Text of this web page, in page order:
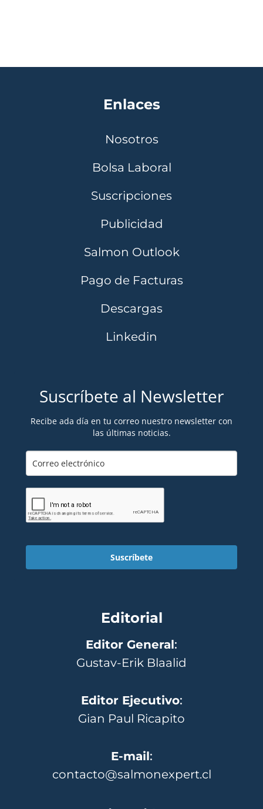
Enlaces
Nosotros
Bolsa Laboral
Suscripciones
Publicidad
Salmon Outlook
Pago de Facturas
Descargas
Linkedin
Suscríbete al Newsletter
Recibe ada día en tu correo nuestro newsletter con
las últimas noticias.
Suscríbete
Editorial
Editor General:
Gustav-Erik Blaalid
Editor Ejecutivo:
Gian Paul Ricapito
E-mail:
contacto@salmonexpert.cl